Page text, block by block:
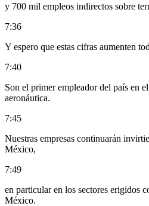
y 700 mil empleos indirectos sobre
7:36
Y espero que estas cifras aumenten
7:40
Son el primer empleador del país en
aeronáutica.
7:45
Nuestras empresas continuarán
México,
7:49
en particular en los sectores erigidos
México.